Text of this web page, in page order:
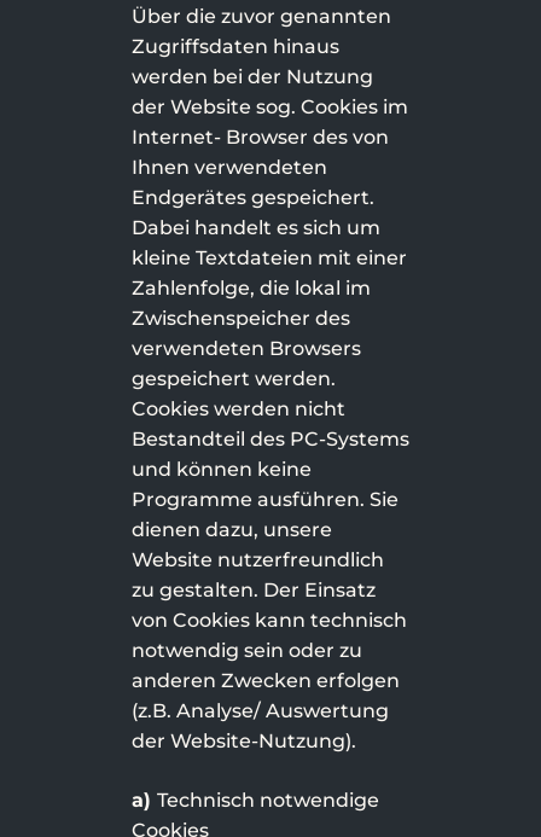
Über die zuvor genannten
Zugriffsdaten hinaus
werden bei der Nutzung
der Website sog. Cookies im
Internet- Browser des von
Ihnen verwendeten
Endgerätes gespeichert.
Dabei handelt es sich um
kleine Textdateien mit einer
Zahlenfolge, die lokal im
Zwischenspeicher des
verwendeten Browsers
gespeichert werden.
Cookies werden nicht
Bestandteil des PC-Systems
und können keine
Programme ausführen. Sie
dienen dazu, unsere
Website nutzerfreundlich
zu gestalten. Der Einsatz
von Cookies kann technisch
notwendig sein oder zu
anderen Zwecken erfolgen
(z.B. Analyse/ Auswertung
der Website-Nutzung).
a) Technisch notwendige
Cookies